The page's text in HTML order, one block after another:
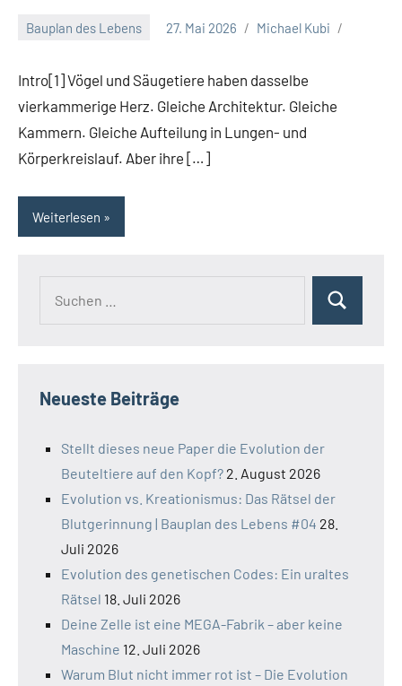
Bauplan des Lebens 27. Mai 2026 Michael Kubi
Intro[1] Vögel und Säugetiere haben dasselbe
vierkammerige Herz. Gleiche Architektur. Gleiche
Kammern. Gleiche Aufteilung in Lungen- und
Körperkreislauf. Aber ihre […]
Weiterlesen
Suchen
Neueste Beiträge
Stellt dieses neue Paper die Evolution der
Beuteltiere auf den Kopf? 2. August 2026
Evolution vs. Kreationismus: Das Rätsel der
Blutgerinnung | Bauplan des Lebens #04 28.
Juli 2026
Evolution des genetischen Codes: Ein uraltes
Rätsel 18. Juli 2026
Deine Zelle ist eine MEGA-Fabrik – aber keine
Maschine 12. Juli 2026
Warum Blut nicht immer rot ist – Die Evolution